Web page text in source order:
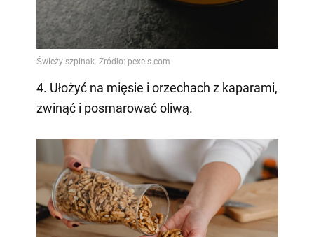
4. Ułożyć na mięsie i orzechach z kaparami,
zwinąć i posmarować oliwą.